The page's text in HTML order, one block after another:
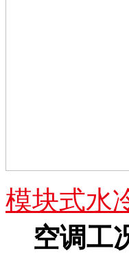
模块式水
空调工